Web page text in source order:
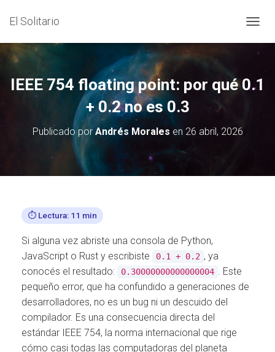
El Solitario
A
M
A
IEEE 754 floating point: por qué 0.1
+ 0.2 no es 0.3
Publicado porAndrés Morales en 26 abril, 2026
⏱️ Lectura: 11 min
Si alguna vez abriste una consola de Python,
JavaScript o Rust y escribiste
0.1 + 0.2 , ya
conocés el resultado:
0.30000000000000004 . Este
pequeño error, que ha confundido a generaciones de
desarrolladores, no es un bug ni un descuido del
compilador. Es una consecuencia directa del
estándar IEEE 754, la norma internacional que rige
cómo casi todas las computadoras del planeta